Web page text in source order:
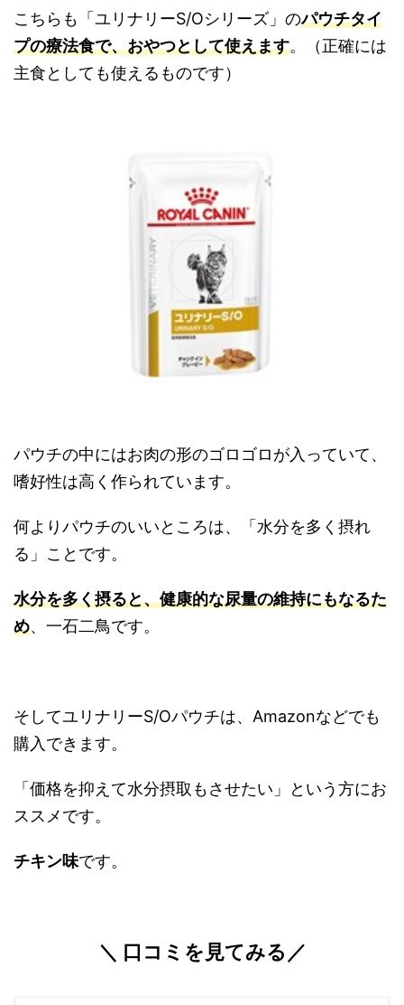
こちらも「ユリナリーS/Oシリーズ」のパウチタイ
プの療法食で、おやつとして使えます。（正確には
主食としても使えるものです）
パウチの中にはお肉の形のゴロゴロが入っていて、
嗜好性は高く作られています。
何よりパウチのいいところは、「水分を多く摂れ
る」ことです。
水分を多く摂ると、健康的な尿量の維持にもなるた
め、一石二鳥です。
そしてユリナリーS/Oパウチは、Amazonなどでも
購入できます。
「価格を抑えて水分摂取もさせたい」という方にお
ススメです。
チキン味です。
＼ 口コミを見てみる／